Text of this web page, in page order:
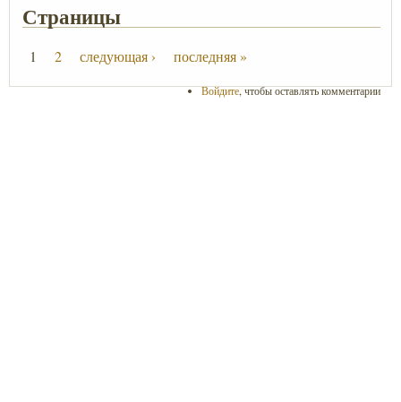
Страницы
1 2 следующая › последняя »
Войдите, чтобы оставлять комментарии